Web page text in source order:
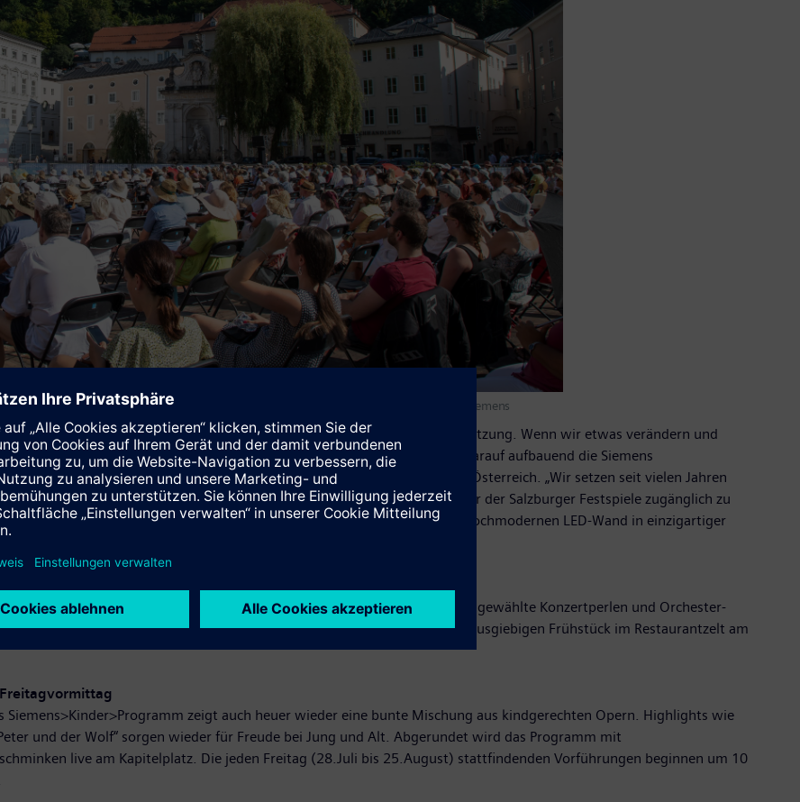
auf einer hochmodernen LED-Wand in einzigartiger Atmosphäre gezeigt (c) Siemens
wider und bietet oftmals auch Reibungsfläche für Auseinandersetzung. Wenn wir etwas verändern und
jahrelange und enge Kooperation mit den Salzburger Festspielen – und darauf aufbauend die Siemens
für uns und die Gesellschaft hat“, so Patricia Neumann, CEO Siemens Österreich. „Wir setzen seit vielen Jahren
Hebel, um Kunst und Kultur einer breiten Öffentlichkeit während der Dauer der Salzburger Festspiele zugänglich zu
werden in bester tageslichttauglicher Technik auf einer hochmodernen LED-Wand in einzigartiger
erwartet von 22.Juli bis 26. August jeden Samstag ab 10 Uhr ausgewählte Konzertperlen und Orchester-
Johannes Brahms oder Gustav Mahler lassen sich gemütlich bei einem ausgiebigen Frühstück im Restaurantzelt am
zeigt auch heuer wieder eine bunte Mischung aus kindgerechten Opern. Highlights wie
und der Wolf“ sorgen wieder für Freude bei Jung und Alt. Abgerundet wird das Programm mit
live am Kapitelplatz. Die jeden Freitag (28.Juli bis 25.August) stattfindenden Vorführungen beginnen um 10